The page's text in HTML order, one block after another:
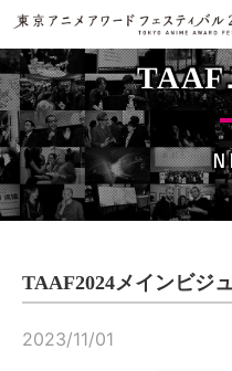
TAAF
TAAF2024メインビジ
2023/11/01